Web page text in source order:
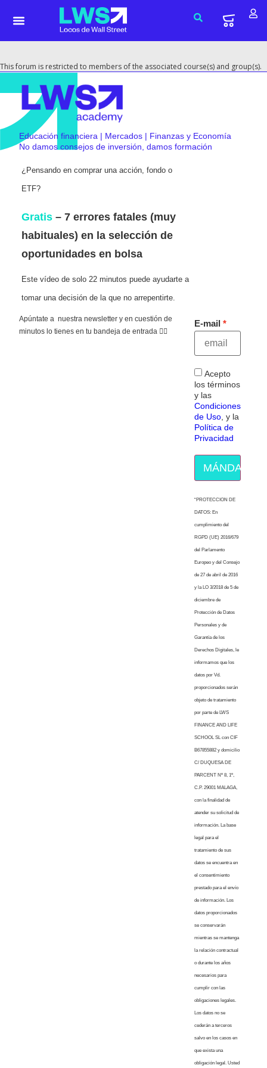
This forum is restricted to members of the associated course(s) and group(s).
Educación financiera | Mercados | Finanzas y Economía
No damos consejos de inversión, damos formación
¿Pensando en comprar una acción, fondo o
ETF?
Gratis – 7 errores fatales (muy
habituales) en la selección de
oportunidades en bolsa
Este vídeo de solo 22 minutos puede ayudarte a
tomar una decisión de la que no arrepentirte.
Apúntate a nuestra newsletter y en cuestión de
minutos lo tienes en tu bandeja de entrada 👇🏻
E-mail
Acepto
los términos
y las
Condiciones
de Uso, y la
Política de
Privacidad
MÁNDAME
“PROTECCION DE
DATOS: En
cumplimiento del
RGPD (UE) 2016/679
del Parlamento
Europeo y del Consejo
de 27 de abril de 2016
y la LO 3/2018 de 5 de
diciembre de
Protección de Datos
Personales y de
Garantía de los
Derechos Digitales, le
informamos que los
datos por Vd.
proporcionados serán
objeto de tratamiento
por parte de LWS
FINANCE AND LIFE
SCHOOL SL con CIF
B67855882 y domicilio
C/ DUQUESA DE
PARCENT Nº 8, 1º,
C.P. 29001 MALAGA,
con la finalidad de
atender su solicitud de
información. La base
legal para el
tratamiento de sus
datos se encuentra en
el consentimiento
prestado para el envío
de información. Los
datos proporcionados
se conservarán
mientras se mantenga
la relación contractual
o durante los años
necesarios para
cumplir con las
obligaciones legales.
Los datos no se
cederán a terceros
salvo en los casos en
que exista una
obligación legal. Usted